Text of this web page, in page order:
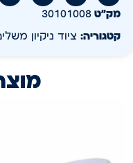
מק״ט 30101008
קטגוריה: ציוד ניקיון